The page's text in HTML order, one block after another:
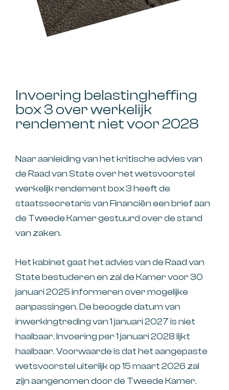
Invoering belastingheffing
box 3 over werkelijk
rendement niet voor 2028
Naar aanleiding van het kritische advies van
de Raad van State over het wetsvoorstel
werkelijk rendement box 3 heeft de
staatssecretaris van Financiën een brief aan
de Tweede Kamer gestuurd over de stand
van zaken.
Het kabinet gaat het advies van de Raad van
State bestuderen en zal de Kamer voor 30
januari 2025 informeren over mogelijke
aanpassingen. De beoogde datum van
inwerkingtreding van 1 januari 2027 is niet
haalbaar. Invoering per 1 januari 2028 lijkt
haalbaar. Voorwaarde is dat het aangepaste
wetsvoorstel uiterlijk op 15 maart 2026 zal
zijn aangenomen door de Tweede Kamer.